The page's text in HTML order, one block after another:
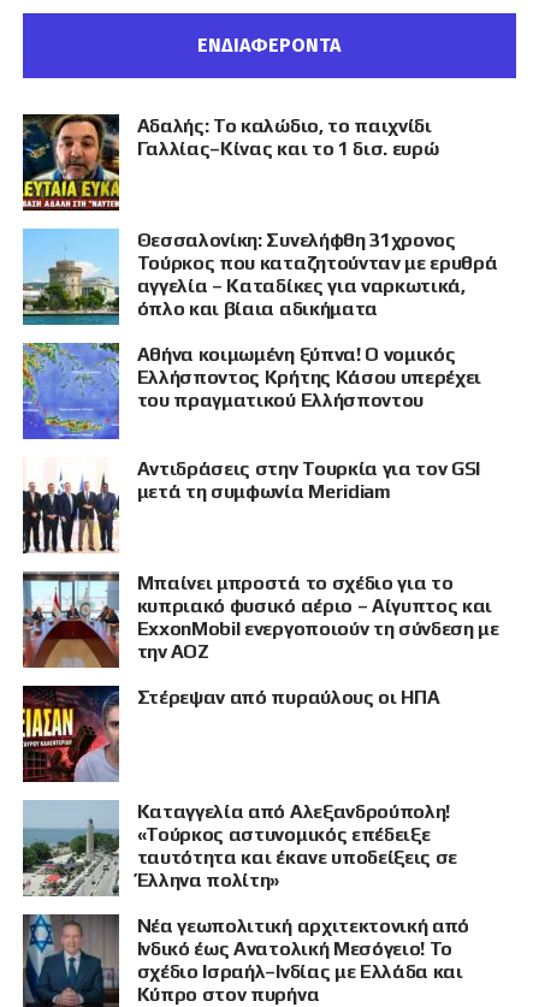
ΕΝΔΙΑΦΕΡΟΝΤΑ
Αδαλής: Το καλώδιο, το παιχνίδι
Γαλλίας–Κίνας και το 1 δισ. ευρώ
Θεσσαλονίκη: Συνελήφθη 31χρονος
Τούρκος που καταζητούνταν με ερυθρά
αγγελία – Καταδίκες για ναρκωτικά,
όπλο και βίαια αδικήματα
Αθήνα κοιμωμένη ξύπνα! Ο νομικός
Ελλήσποντος Κρήτης Κάσου υπερέχει
του πραγματικού Ελλήσποντου
Αντιδράσεις στην Τουρκία για τον GSI
μετά τη συμφωνία Meridiam
Μπαίνει μπροστά το σχέδιο για το
κυπριακό φυσικό αέριο – Αίγυπτος και
ExxonMobil ενεργοποιούν τη σύνδεση με
την ΑΟΖ
Στέρεψαν από πυραύλους οι ΗΠΑ
Καταγγελία από Αλεξανδρούπολη!
«Τούρκος αστυνομικός επέδειξε
ταυτότητα και έκανε υποδείξεις σε
Έλληνα πολίτη»
Νέα γεωπολιτική αρχιτεκτονική από
Ινδικό έως Ανατολική Μεσόγειο! Το
σχέδιο Ισραήλ–Ινδίας με Ελλάδα και
Κύπρο στον πυρήνα